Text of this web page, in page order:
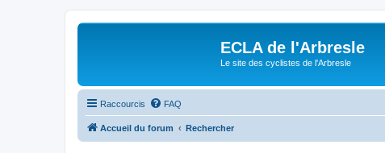
ECLA de l'Arbresle
Le site des cyclistes de l'Arbresle
Raccourcis FAQ
Accueil du forum Rechercher